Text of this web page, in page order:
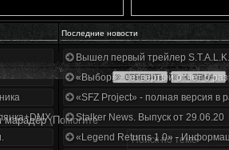
Последние новости
1.3.5.ООП.МА.К.
Вышел первый трейлер
«Выбор» - четвертый отчет о
«SFZ Project» - полная версия в
Stalker News. Выпуск от 29.06.20
«Legend Returns 1.0» -
марадёр (Помогите